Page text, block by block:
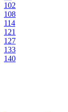
102
108
114
121
127
133
140